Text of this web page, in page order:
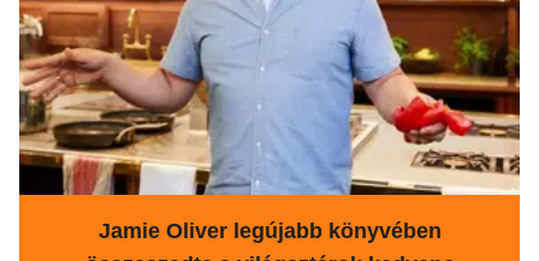
Jamie Oliver legújabb könyvében